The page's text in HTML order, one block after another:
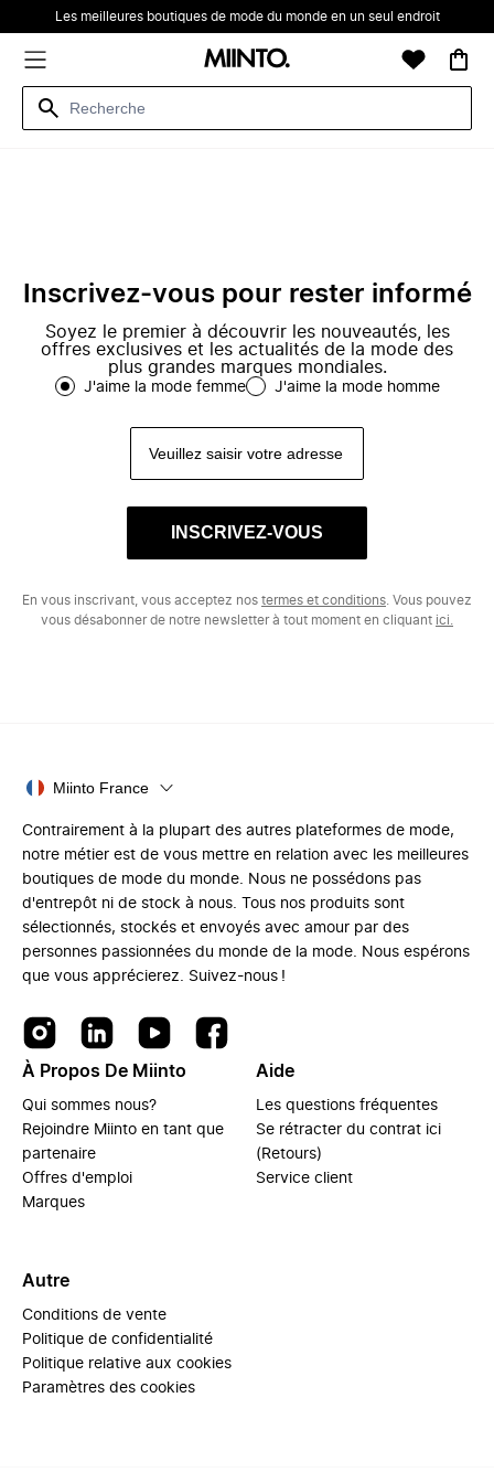
Les meilleures boutiques de mode du monde en un seul endroit
Inscrivez-vous pour rester informé
Soyez le premier à découvrir les nouveautés, les
offres exclusives et les actualités de la mode des
plus grandes marques mondiales.
J'aime la mode femme J'aime la mode homme
INSCRIVEZ-VOUS
En vous inscrivant, vous acceptez nos termes et conditions . Vous pouvez
vous désabonner de notre newsletter à tout moment en cliquant ici.
Miinto France
Contrairement à la plupart des autres plateformes de mode,
notre métier est de vous mettre en relation avec les meilleures
boutiques de mode du monde. Nous ne possédons pas
d'entrepôt ni de stock à nous. Tous nos produits sont
sélectionnés, stockés et envoyés avec amour par des
personnes passionnées du monde de la mode. Nous espérons
que vous apprécierez. Suivez-nous !
À Propos De Miinto
Qui sommes nous?
Rejoindre Miinto en tant que
partenaire
Offres d'emploi
Marques
Aide
Les questions fréquentes
Se rétracter du contrat ici
(Retours)
Service client
Autre
Conditions de vente
Politique de confidentialité
Politique relative aux cookies
Paramètres des cookies